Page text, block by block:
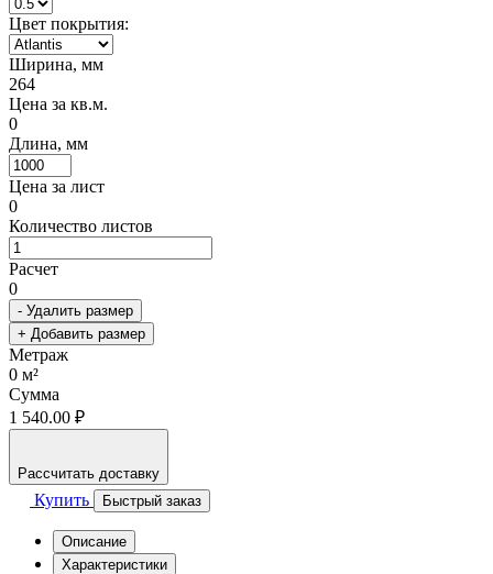
Цвет покрытия:
Ширина, мм
264
Цена за кв.м.
0
Длина, мм
Цена за лист
0
Количество листов
Расчет
0
- Удалить размер
+ Добавить размер
Метраж
0 м²
Сумма
1 540.00 ₽
Рассчитать доставку
Купить Быстрый заказ
Описание
Характеристики